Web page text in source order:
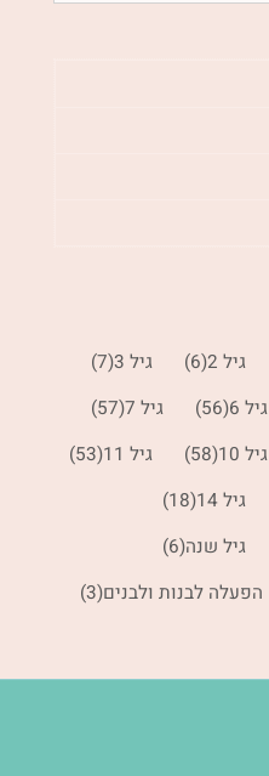
גיל 2 (6) גיל 3 (7)
גיל 6 (56) גיל 7 (57)
גיל 10 (58) גיל 11
(53)
גיל 14
(18)
גיל שנה(6)
הפעלה לבנות ולבנים(3)